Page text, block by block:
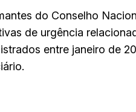
do Conselho
de urgência
entre janeiro de